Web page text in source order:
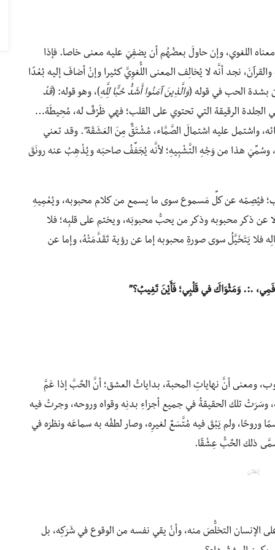
اللغوي، وإن حاولَ بعضُهُم أن يضفِيَ عليه معنى خاصا. فإذا
نجد أنَّه لا يُخالِف المعنى اللُّغوِيَّ كثيرا وإنْ أضافَ إليه بُعْدًا
بشدة الحب في قوله (وَالَّذِينَ آمَنُوا أَشَدُّ حُبًّا لِلَّهِ)، وهو قوله: (قَدْ
الرقيقة التي تحتوي على القلب؛ فهي ظَرْفٌ له، مُحِيطَة…
واشتمل عليه اشتمالَ الصَّمَّاء، مُشْتَقٌّ مِنَ العَشَقَة”. وقد تعني
وسُمِّيَ هذا من وَجْهِ التَّشْبِيهِ؛ لأنَّه يُجَفِّفُ صاحبَه ويُذْهِبُ عنه رونَقَ
فيُصِمّه عن كلِّ مَسموع سوى ما يسمع من كلام محبوبه، ويُعْمِيهِ
ذكر محبوبه وذكر من يحبُّ محبوبَه، ويختم على قلبِه؛ فلا
فلا يَتَخَيَّلُ سوى صورةِ محبوبه إما عن رؤية تَقَدَّمَتْهُ، وإما عن
.:. وَمَثْوَاكَ في قَلْبِي؛ فَأَيْنَ تَغِيبُ؟”
ومعنى أنَّ نهاياتِ المحبة، بداياتُ العشق؛ أنَّ الحٌبَّ إذا عَمَّ
تلك الحقيقةُ في جميع أجزاءِ بدنِه وقواه وروحه، وجرتْ فيه
ولم يَبْقَ فيه مُتَّسَعٌ لغيرِه، وصار لطفُه به سماعَه ونظرَه في
ذلك الحٌبُّ عِشْقًا.
إعلان
الإنسان التخلُّصَ منه، وأنْ يقي نفسه من الوقوع في شَرَكِه، بل